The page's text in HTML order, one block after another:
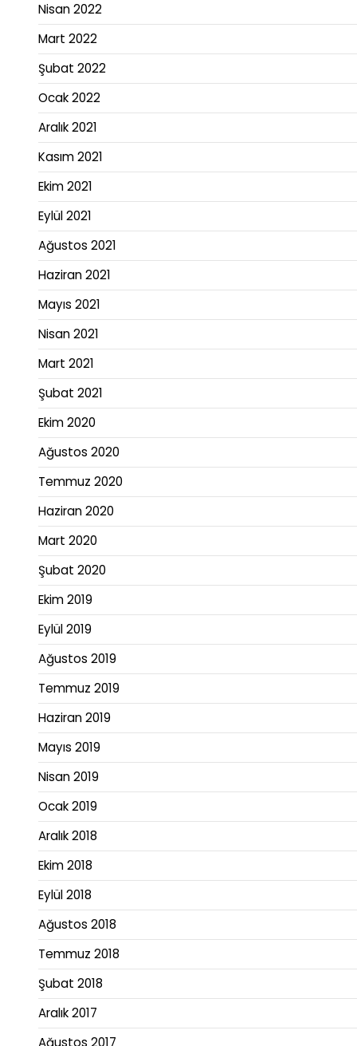
Nisan 2022
Mart 2022
Şubat 2022
Ocak 2022
Aralık 2021
Kasım 2021
Ekim 2021
Eylül 2021
Ağustos 2021
Haziran 2021
Mayıs 2021
Nisan 2021
Mart 2021
Şubat 2021
Ekim 2020
Ağustos 2020
Temmuz 2020
Haziran 2020
Mart 2020
Şubat 2020
Ekim 2019
Eylül 2019
Ağustos 2019
Temmuz 2019
Haziran 2019
Mayıs 2019
Nisan 2019
Ocak 2019
Aralık 2018
Ekim 2018
Eylül 2018
Ağustos 2018
Temmuz 2018
Şubat 2018
Aralık 2017
Ağustos 2017